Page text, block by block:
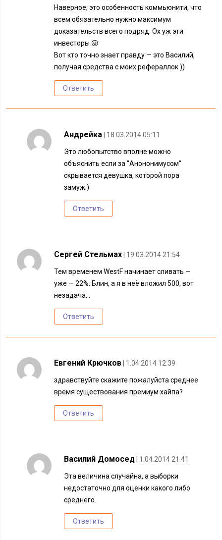
Наверное, это особенность коммьюнити, что
всем обязательно нужно максимум
доказательств всего подряд. Ох уж эти
инвесторы 😛
Вот кто точно знает правду — это Василий,
получая средства с моих рефераллок ))
Ответить
Андрейка | 18.03.2014 05:11
Это любопытство вполне можно
объяснить если за "Анононимусом"
скрывается девушка, которой пора
замуж:)
Ответить
Сергей Стельмах | 19.03.2014 21:54
Тем временем WestF начинает сливать —
уже — 22%. Блин, а я в неё вложил 500, вот
незадача…
Ответить
Евгений Крючков | 1.04.2014 12:39
здравствуйте скажите пожалуйста среднее
время существования премиум хайпа?
Ответить
Василий Домосед | 1.04.2014 21:41
Эта величина случайна, а выборки
недостаточно для оценки какого либо
среднего.
Ответить